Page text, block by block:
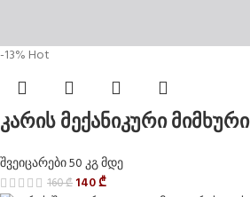
-13% Hot
კარის მექანიკური მიმხური
შვეიცარები 50 კგ მდე
160₾ 140₾